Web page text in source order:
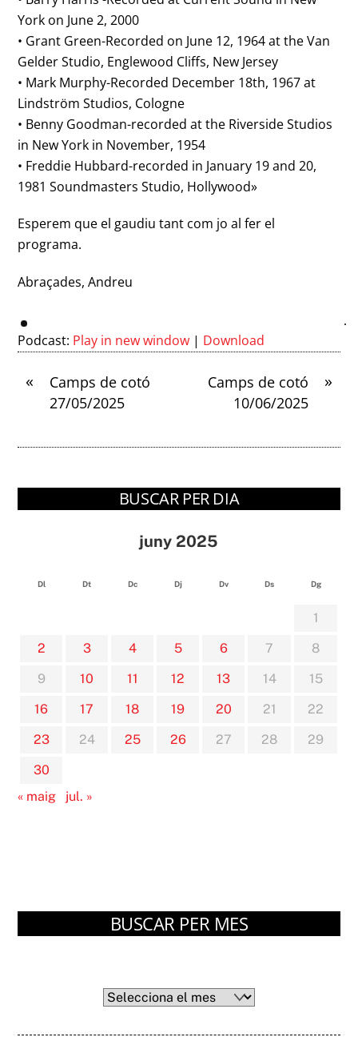
York on June 2, 2000
• Grant Green-Recorded on June 12, 1964 at the Van
Gelder Studio, Englewood Cliffs, New Jersey
• Mark Murphy-Recorded December 18th, 1967 at
Lindström Studios, Cologne
• Benny Goodman-recorded at the Riverside Studios
in New York in November, 1954
• Freddie Hubbard-recorded in January 19 and 20,
1981 Soundmasters Studio, Hollywood»
Esperem que el gaudiu tant com jo al fer el
programa.
Abraçades, Andreu
Podcast: Play in new window | Download
«
Camps de cotó
27/05/2025
»
Camps de cotó
10/06/2025
BUSCAR PER DIA
juny 2025
Dl Dt Dc Dj Dv Ds Dg
1
2
3 4 5 6 7
8
9
10 11 12 13 14
15
16
17 18 19 20 21
22
23
24 25 26 27 28
29
30
« maig
jul. »
BUSCAR PER MES
Arxius